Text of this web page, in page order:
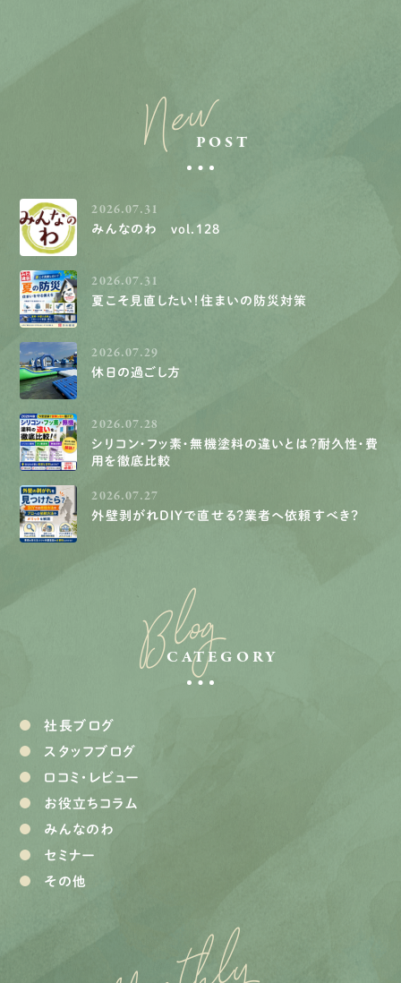
NewPOST
2026.07.31
みんなのわ vol.128
2026.07.31
夏こそ見直したい！住まいの防災対策
2026.07.29
休日の過ごし方
2026.07.28
シリコン・フッ素・無機塗料の違いとは？耐久性・費
用を徹底比較
2026.07.27
外壁剥がれDIYで直せる？業者へ依頼すべき？
Blog
CATEGORY
社長ブログ
スタッフブログ
口コミ・レビュー
お役立ちコラム
みんなのわ
セミナー
その他